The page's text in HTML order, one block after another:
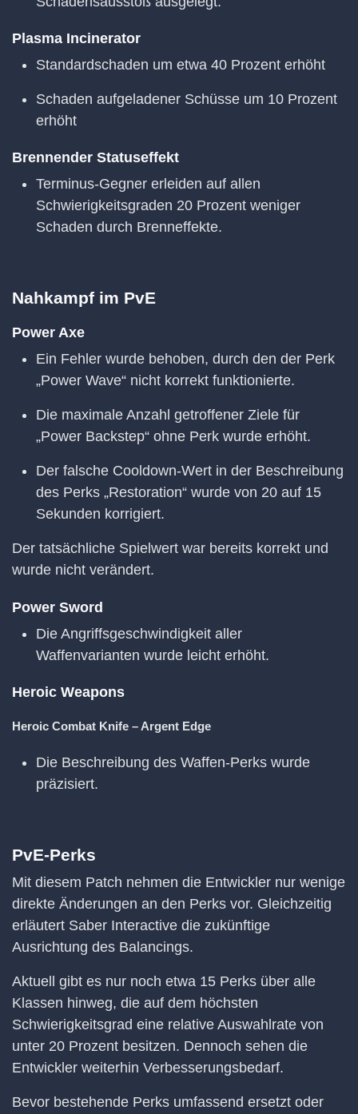
Plasma Incinerator
Standardschaden um etwa 40 Prozent erhöht
Schaden aufgeladener Schüsse um 10 Prozent
erhöht
Brennender Statuseffekt
Terminus-Gegner erleiden auf allen
Schwierigkeitsgraden 20 Prozent weniger
Schaden durch Brenneffekte.
Nahkampf im PvE
Power Axe
Ein Fehler wurde behoben, durch den der Perk
„Power Wave“ nicht korrekt funktionierte.
Die maximale Anzahl getroffener Ziele für
„Power Backstep“ ohne Perk wurde erhöht.
Der falsche Cooldown-Wert in der Beschreibung
des Perks „Restoration“ wurde von 20 auf 15
Sekunden korrigiert.
Der tatsächliche Spielwert war bereits korrekt und
wurde nicht verändert.
Power Sword
Die Angriffsgeschwindigkeit aller
Waffenvarianten wurde leicht erhöht.
Heroic Weapons
Heroic Combat Knife – Argent Edge
Die Beschreibung des Waffen-Perks wurde
präzisiert.
PvE-Perks
Mit diesem Patch nehmen die Entwickler nur wenige
direkte Änderungen an den Perks vor. Gleichzeitig
erläutert Saber Interactive die zukünftige
Ausrichtung des Balancings.
Aktuell gibt es nur noch etwa 15 Perks über alle
Klassen hinweg, die auf dem höchsten
Schwierigkeitsgrad eine relative Auswahlrate von
unter 20 Prozent besitzen. Dennoch sehen die
Entwickler weiterhin Verbesserungsbedarf.
Bevor bestehende Perks umfassend ersetzt oder